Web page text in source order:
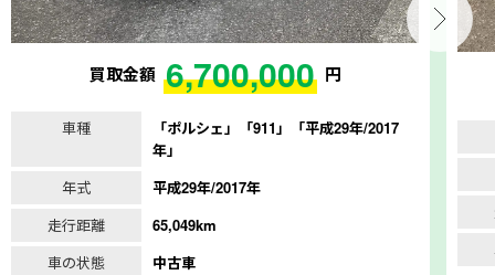
買取金額 6,700,000 円
車種
「ポルシェ」「911」「平成29年/2017
年」
年式
平成29年/2017年
走行距離
65,049km
車の状態
中古車